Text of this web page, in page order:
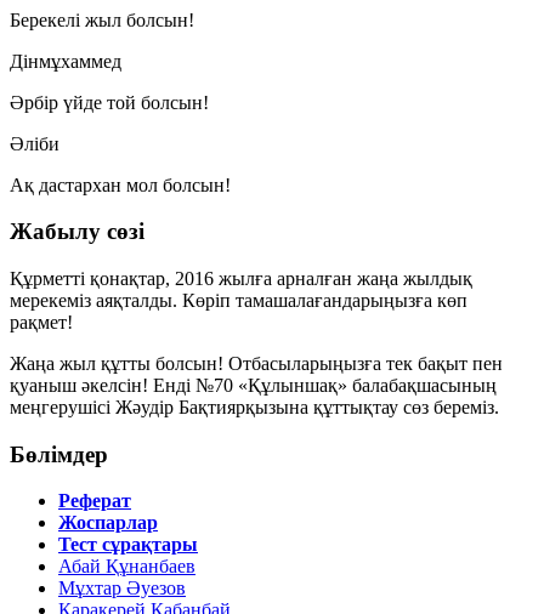
Берекелі жыл болсын!
Дінмұхаммед
Әрбір үйде той болсын!
Әліби
Ақ дастархан мол болсын!
Жабылу сөзі
Құрметті қонақтар, 2016 жылға арналған жаңа жылдық
мерекеміз аяқталды. Көріп тамашалағандарыңызға көп
рақмет!
Жаңа жыл құтты болсын! Отбасыларыңызға тек бақыт пен
қуаныш әкелсін! Енді №70 «Құлыншақ» балабақшасының
меңгерушісі Жәудір Бақтиярқызына құттықтау сөз береміз.
Бөлімдер
Реферат
Жоспарлар
Тест сұрақтары
Абай Құнанбаев
Мұхтар Әуезов